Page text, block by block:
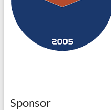
Sponsor